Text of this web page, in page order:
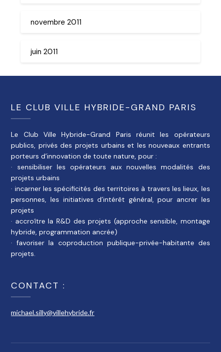
novembre 2011
juin 2011
LE CLUB VILLE HYBRIDE-GRAND PARIS
Le Club Ville Hybride-Grand Paris réunit les opérateurs
publics, privés des projets urbains et les nouveaux entrants
porteurs d’innovation de toute nature, pour :
· sensibiliser les opérateurs aux nouvelles modalités des
projets urbains
· incarner les spécificités des territoires à travers les lieux, les
personnes, les initiatives d’intérêt général, pour ancrer les
projets
· accroître la R&D des projets (approche sensible, montage
hybride, programmation ancrée)
· favoriser la coproduction publique-privée-habitante des
projets.
CONTACT :
michael.silly@villehybride.fr